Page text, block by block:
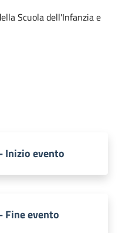
Scuola dell'Infanzia e
Inizio evento
Fine evento